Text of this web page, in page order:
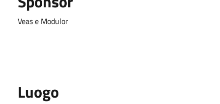
Veas e Modulor
Luogo